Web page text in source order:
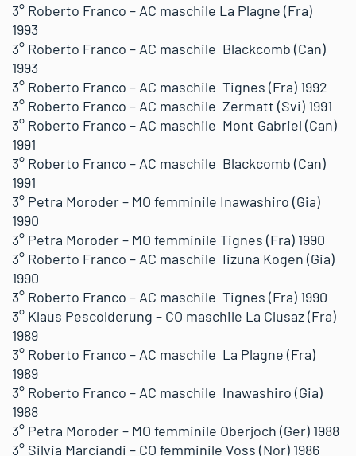
3° Roberto Franco – AC maschile La Plagne (Fra)
1993
3° Roberto Franco – AC maschile Blackcomb (Can)
1993
3° Roberto Franco – AC maschile Tignes (Fra) 1992
3° Roberto Franco – AC maschile Zermatt (Svi) 1991
3° Roberto Franco – AC maschile Mont Gabriel (Can)
1991
3° Roberto Franco – AC maschile Blackcomb (Can)
1991
3° Petra Moroder – MO femminile Inawashiro (Gia)
1990
3° Petra Moroder – MO femminile Tignes (Fra) 1990
3° Roberto Franco – AC maschile Iizuna Kogen (Gia)
1990
3° Roberto Franco – AC maschile Tignes (Fra) 1990
3° Klaus Pescolderung – CO maschile La Clusaz (Fra)
1989
3° Roberto Franco – AC maschile La Plagne (Fra)
1989
3° Roberto Franco – AC maschile Inawashiro (Gia)
1988
3° Petra Moroder – MO femminile Oberjoch (Ger) 1988
3° Silvia Marciandi – CO femminile Voss (Nor) 1986